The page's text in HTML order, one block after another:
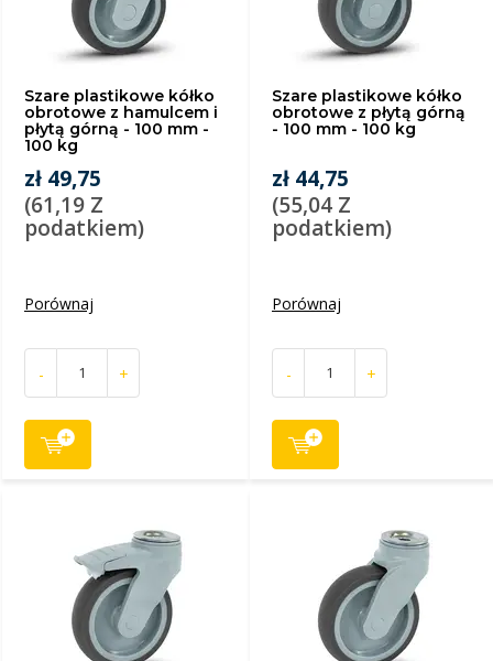
Szare plastikowe kółko
obrotowe z hamulcem i
płytą górną - 100 mm -
100 kg
zł 49,75
(61,19 Z
podatkiem)
Porównaj
- +
Szare plastikowe kółko
obrotowe z płytą górną
- 100 mm - 100 kg
zł 44,75
(55,04 Z
podatkiem)
Porównaj
- +